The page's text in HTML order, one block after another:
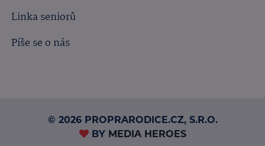
Linka seniorů
Píše se o nás
© 2026 PROPRARODICE.CZ, S.R.O.
BY MEDIA HEROES